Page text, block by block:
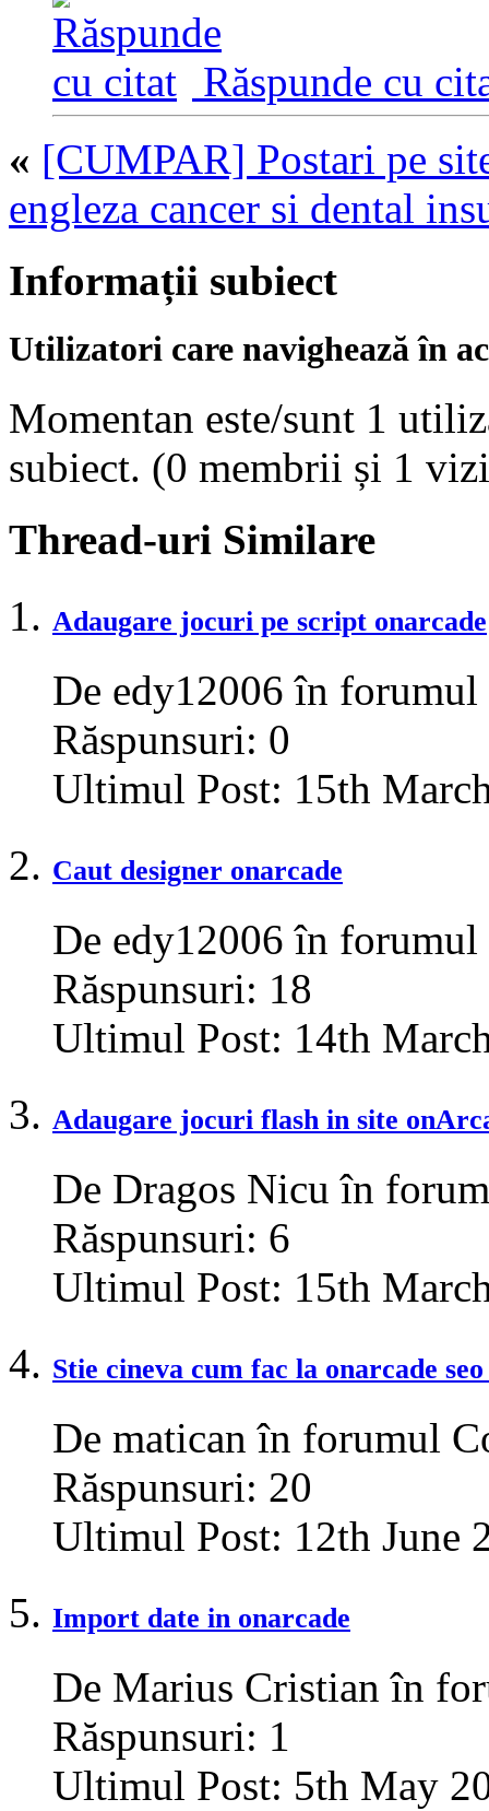
Răspunde cu
« [CUMPAR] Postari pe
engleza cancer si dental
Informații subiect
Utilizatori care navighează în
Momentan este/sunt 1
subiect. (0 membrii și 1
Thread-uri Similare
Adaugare jocuri pe script onarcade
De edy12006 în
Răspunsuri: 0
Ultimul Post: 15th
Caut designer onarcade
De edy12006 în
Răspunsuri: 18
Ultimul Post: 14th
Adaugare jocuri flash in site
De Dragos Nicu în
Răspunsuri: 6
Ultimul Post: 15th
Stie cineva cum fac la onarcade
De matican în forumul
Răspunsuri: 20
Ultimul Post: 12th June
Import date in onarcade
De Marius Cristian în
Răspunsuri: 1
Ultimul Post: 5th May